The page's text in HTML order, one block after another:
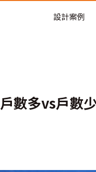
設計案例
戶數多vs戶數